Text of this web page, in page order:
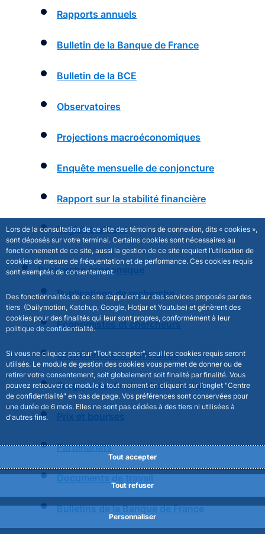
Lors de la consultation de ce site des témoins de connexion, dits « cookies »,
sont déposés sur votre terminal. Certains cookies sont nécessaires au
fonctionnement de ce site, aussi la gestion de ce site requiert l’utilisation de
cookies de mesure de fréquentation et de performance. Ces cookies requis
sont exemptés de consentement.
Des fonctionnalités de ce site s’appuient sur des services proposés par des
tiers (Dailymotion, Katchup, Google, Hotjar et Youtube) et génèrent des
cookies pour des finalités qui leur sont propres, conformément à leur
politique de confidentialité.
Si vous ne cliquez pas sur "Tout accepter", seul les cookies requis seront
utilisés. Le module de gestion des cookies vous permet de donner ou de
retirer votre consentement, soit globalement soit finalité par finalité. Vous
pouvez retrouver ce module à tout moment en cliquant sur l’onglet "Centre
de confidentialité" en bas de page. Vos préférences sont conservées pour
une durée de 6 mois. Elles ne sont pas cédées à des tiers ni utilisées à
d'autres fins.
Tout accepter
Tout refuser
Personnaliser
Rapports annuels
Bulletin de la Banque de France
Bulletin de la BCE
Observatoires
Projections macroéconomiques
Enquête mensuelle de conjoncture
Rapport sur la stabilité financière
Registre officiel
Recherche économique
Publications de recherche
Économistes et chercheurs
Conférences et séminaires
Programme de chercheurs invités
Prix et bourses
Partenariats
Documents de travail
Bulletins de la Banque de France